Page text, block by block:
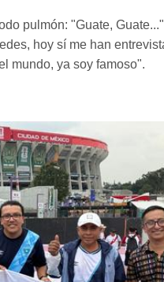
pulmón: "Guate,
hoy sí me han
mundo, ya soy famoso".